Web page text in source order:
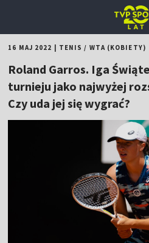
16 MAJ 2022 TENIS / WTA (KOBIETY)
Roland Garros. Iga
turnieju jako najwyżej
Czy uda jej się wygrać?